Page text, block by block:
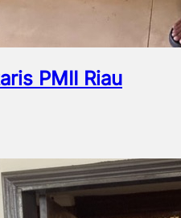
PMII Riau